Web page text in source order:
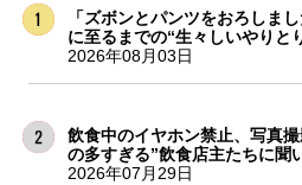
「ズボンとパンツをおろしま
に至るまでの“生々しいやりと
2026年08月03日
飲食中のイヤホン禁止、写真
の多すぎる”飲食店主たちに聞
2026年07月29日